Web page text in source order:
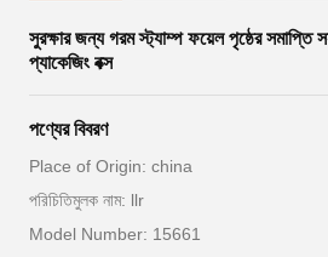
সুরক্ষার জন্য গরম স্ট্যাম্প ফয়েল পৃষ্ঠের সমাপ্তি
প্যাকেজিং বক্স
পণ্যের বিবরণ
Place of Origin: china
পরিচিতিমুলক নাম: llr
Model Number: 15661